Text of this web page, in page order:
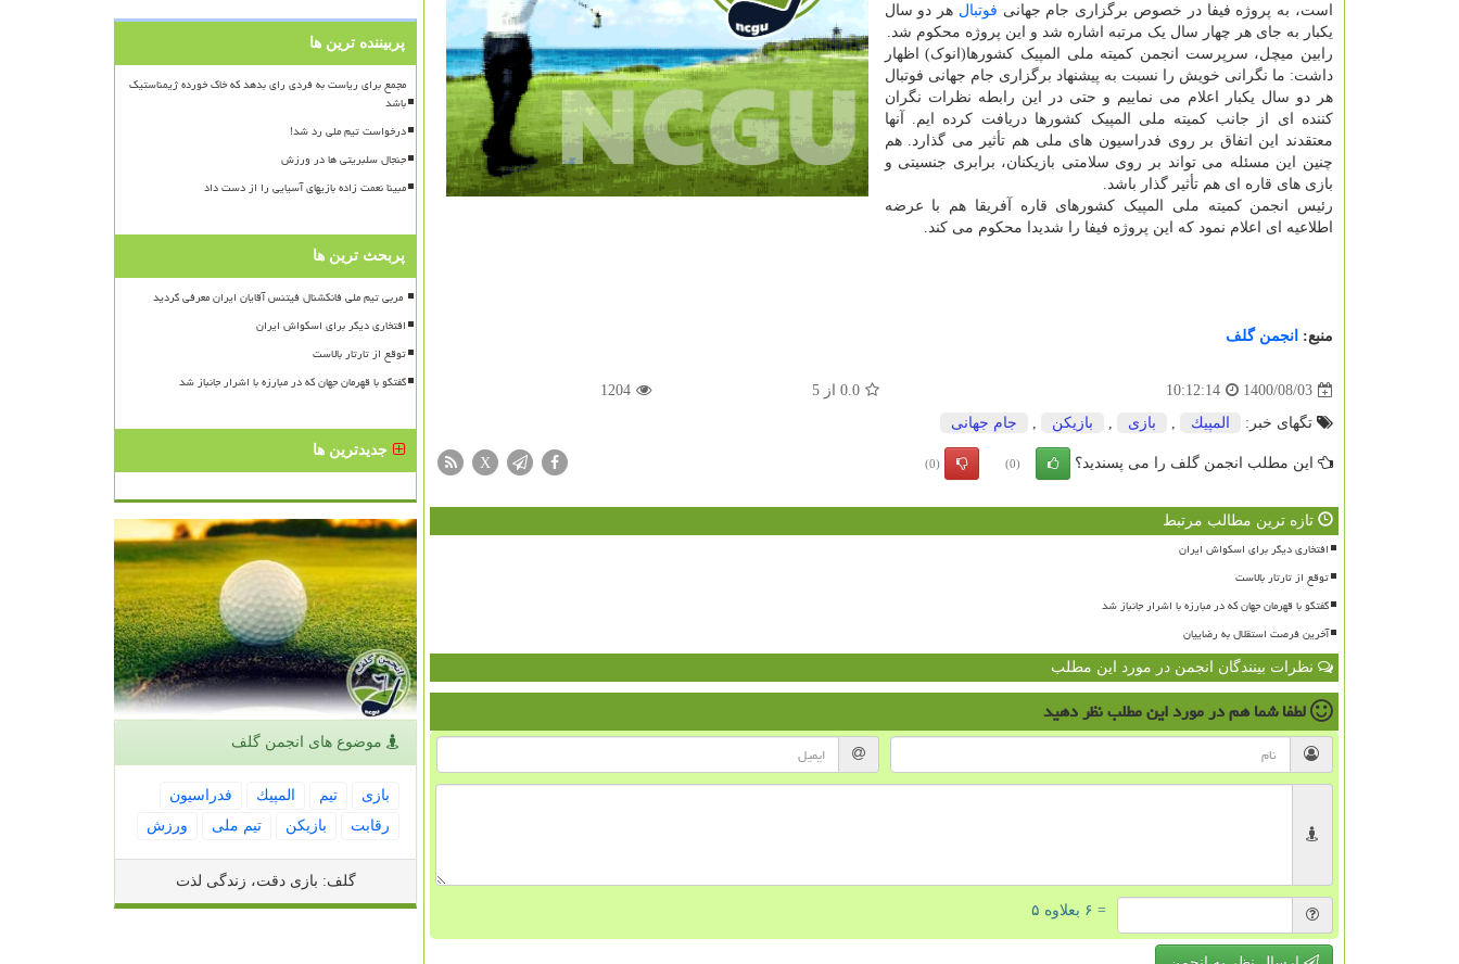
است، به پروژه فیفا در خصوص برگزاری جام جهانی فوتبال هر دو سال
یکبار به جای هر چهار سال یک مرتبه اشاره شد و این پروژه محکوم شد.
رابین میچل، سرپرست انجمن کمیته ملی المپیک کشورها(انوک) اظهار
داشت: ما نگرانی خویش را نسبت به پیشنهاد برگزاری جام جهانی فوتبال
هر دو سال یکبار اعلام می نماییم و حتی در این رابطه نظرات نگران
کننده ای از جانب کمیته ملی المپیک کشورها دریافت کرده ایم. آنها
معتقدند این اتفاق بر روی فدراسیون های ملی هم تأثیر می گذارد. هم
چنین این مسئله می تواند بر روی سلامتی بازیکنان، برابری جنسیتی و
بازی های قاره ای هم تأثیر گذار باشد.
رئیس انجمن کمیته ملی المپیک کشورهای قاره آفریقا هم با عرضه
اطلاعیه ای اعلام نمود که این پروژه فیفا را شدیدا محکوم می کند.
منبع: انجمن گلف
1400/08/03
10:12:14
0.0 از5
1204
تگهای خبر: المپیك , بازی , بازیكن , جام جهانی
این مطلب انجمن گلف را می پسندید؟ (0)
(0)
X
تازه ترین مطالب مرتبط
افتخاری دیگر برای اسکواش ایران
توقع از تارتار بالاست
گفتگو با قهرمان جهان که در مبارزه با اشرار جانباز شد
آخرین فرصت استقلال به رضاییان
نظرات بینندگان انجمن در مورد این مطلب
لطفا شما همدر مورد این مطلبنظر دهید
= ۶ بعلاوه ۵
پربیننده ترین ها
مجمع برای ریاست به فردی رای بدهد که خاک خورده ژیمناستیک
باشد
درخواست تیم ملی رد شد!
جنجال سلبریتی ها در ورزش
مبینا نعمت زاده بازیهای آسیایی را از دست داد
پربحث ترین ها
افتخاری دیگر برای اسکواش ایران
توقع از تارتار بالاست
گفتگو با قهرمان جهان که در مبارزه با اشرار جانباز شد
جدیدترین ها
موضوع های انجمن گلف
بازی تیم المپیك
فدراسیون
رقابت
بازیكن تیم ملی ورزش
گلف: بازی دقت، زندگی لذت